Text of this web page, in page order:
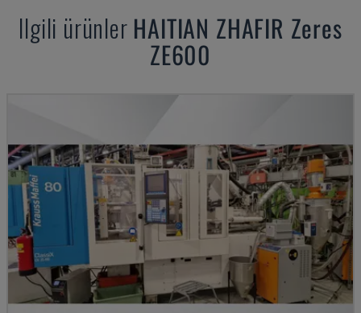
Ilgili ürünler HAITIAN ZHAFIR Zeres
ZE600